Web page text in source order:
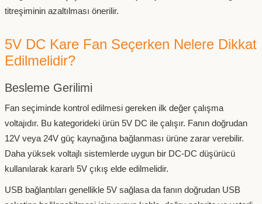
titreşiminin azaltılması önerilir.
5V DC Kare Fan Seçerken Nelere Dikkat
Edilmelidir?
Besleme Gerilimi
Fan seçiminde kontrol edilmesi gereken ilk değer çalışma
voltajıdır. Bu kategorideki ürün 5V DC ile çalışır. Fanın doğrudan
12V veya 24V güç kaynağına bağlanması ürüne zarar verebilir.
Daha yüksek voltajlı sistemlerde uygun bir DC-DC düşürücü
kullanılarak kararlı 5V çıkış elde edilmelidir.
USB bağlantıları genellikle 5V sağlasa da fanın doğrudan USB